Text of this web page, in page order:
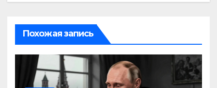
Похожая запись